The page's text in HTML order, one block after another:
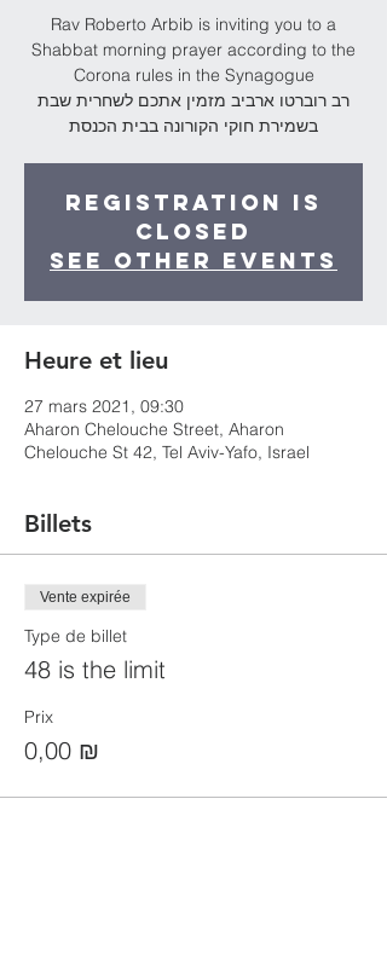
Rav Roberto Arbib is inviting you to a
Shabbat morning prayer according to the
Corona rules in the Synagogue
רב רוברטו ארביב מזמין אתכם לשחרית שבת
בשמירת חוקי הקורונה בבית הכנסת
Registration is
Closed
See other events
Heure et lieu
27 mars 2021, 09:30
Aharon Chelouche Street, Aharon
Chelouche St 42, Tel Aviv-Yafo, Israel
Billets
Vente expirée
Type de billet
48 is the limit
Prix
0,00 ₪